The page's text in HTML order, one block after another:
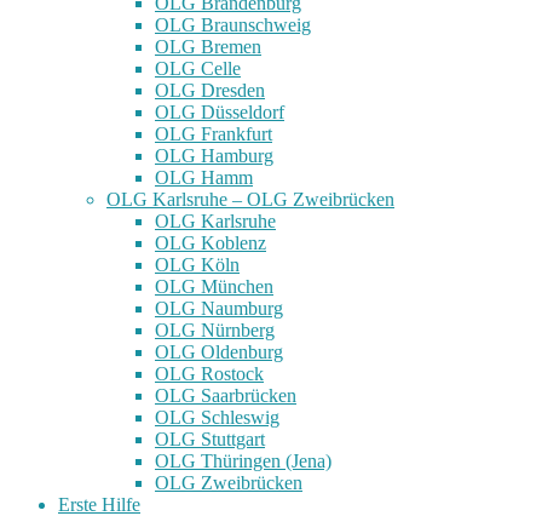
OLG Braunschweig
OLG Bremen
OLG Celle
OLG Dresden
OLG Düsseldorf
OLG Frankfurt
OLG Hamburg
OLG Hamm
OLG Karlsruhe – OLG Zweibrücken
OLG Karlsruhe
OLG Koblenz
OLG Köln
OLG München
OLG Naumburg
OLG Nürnberg
OLG Oldenburg
OLG Rostock
OLG Saarbrücken
OLG Schleswig
OLG Stuttgart
OLG Thüringen (Jena)
OLG Zweibrücken
Erste Hilfe